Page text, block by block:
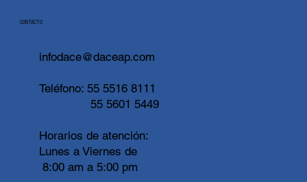
infodace@daceap.com
Teléfono:55 5516 8111
55 5601 5449
Horarios de atención:
Lunes a Viernes de
8:00 am a 5:00 pm
CONTACTO